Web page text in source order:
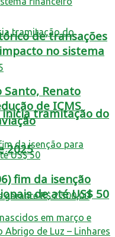
tramitação do
2025
de transações
no sistema
Santo, Renato
de ICMS
fim da isenção
de até US$ 50